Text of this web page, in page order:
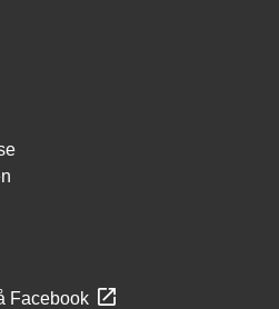
Facebook